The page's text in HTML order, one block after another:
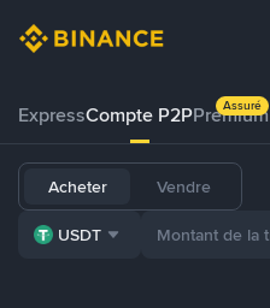
ExpressCompte P2PPremium
Assuré
Acheter Vendre
USDT